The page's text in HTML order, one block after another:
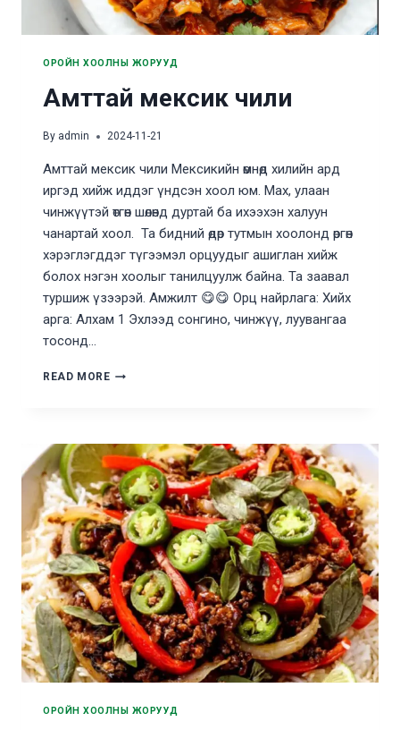
ОРОЙН ХООЛНЫ ЖОРУУД
Амттай мексик чили
By admin 2024-11-21
Амттай мексик чили Мексикийн өмнөд хилийн ард
иргэд хийж иддэг үндсэн хоол юм. Мах, улаан
чинжүүтэй өтгөн шөлөнд дуртай ба ихээхэн халуун
чанартай хоол. Та бидний өдөр тутмын хоолонд өргөн
хэрэглэгддэг түгээмэл орцуудыг ашиглан хийж
болох нэгэн хоолыг танилцуулж байна. Та заавал
туршиж үзээрэй. Амжилт 😋😋 Орц найрлага: Хийх
арга: Алхам 1 Эхлээд сонгино, чинжүү, луувангаа
тосонд…
READ MOREАМТТАЙ
ОРОЙН ХООЛНЫ ЖОРУУД